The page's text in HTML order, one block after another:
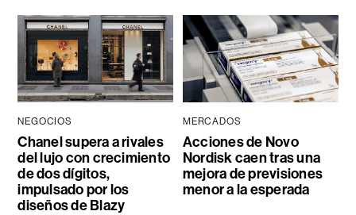
NEGOCIOS
Chanel supera a rivales
del lujo con crecimiento
de dos dígitos,
impulsado por los
diseños de Blazy
MERCADOS
Acciones de Novo
Nordisk caen tras una
mejora de previsiones
menor a la esperada